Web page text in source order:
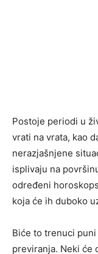
Postoje periodi u
vrati na vrata, kao
nerazjašnjene
isplivaju na
određeni
koja će ih duboko
Biće to trenuci
previranja. Neki će